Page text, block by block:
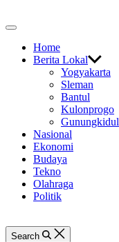
to
Off
CanvasHome
Berita Lokal
Yogyakarta
Sleman
Bantul
Kulonprogo
Gunungkidul
Nasional
Ekonomi
Budaya
Tekno
Olahraga
Politik
Search